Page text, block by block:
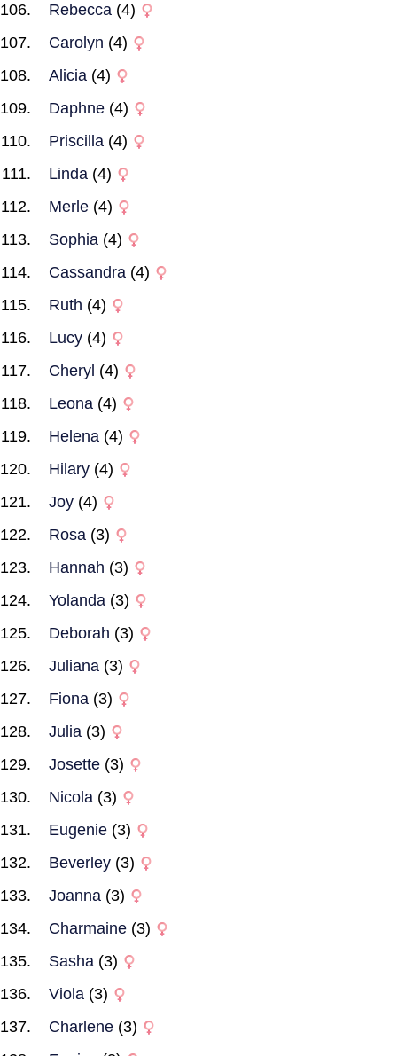
Rebecca (4)
Carolyn (4)
Alicia (4)
Daphne (4)
Priscilla (4)
Linda (4)
Merle (4)
Sophia (4)
Cassandra (4)
Ruth (4)
Lucy (4)
Cheryl (4)
Leona (4)
Helena (4)
Hilary (4)
Joy (4)
Rosa (3)
Hannah (3)
Yolanda (3)
Deborah (3)
Juliana (3)
Fiona (3)
Julia (3)
Josette (3)
Nicola (3)
Eugenie (3)
Beverley (3)
Joanna (3)
Charmaine (3)
Sasha (3)
Viola (3)
Charlene (3)